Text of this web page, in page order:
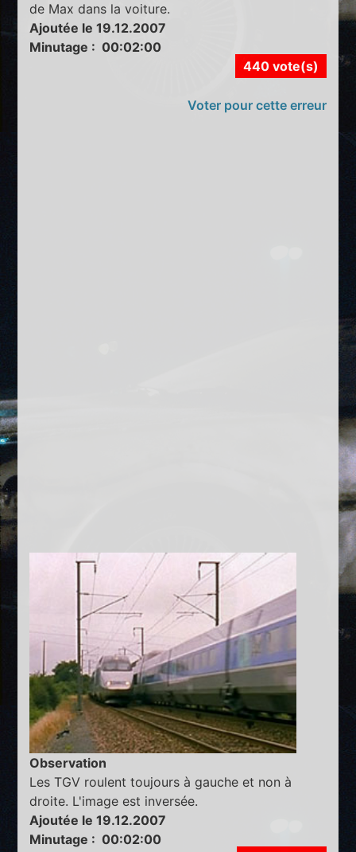
de Max dans la voiture.
Ajoutée le 19.12.2007
Minutage : 00:02:00
440 vote(s)
Voter pour cette erreur
Observation
Les TGV roulent toujours à gauche et non à
droite. L'image est inversée.
Ajoutée le 19.12.2007
Minutage : 00:02:00